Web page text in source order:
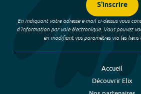
S'inscrire
En indiquant votre adresse e-mail ci-dessus vous
d’information par voie électronique. Vous pouvez
en modifiant vos paramètres via les liens
Accueil
Découvrir Elix